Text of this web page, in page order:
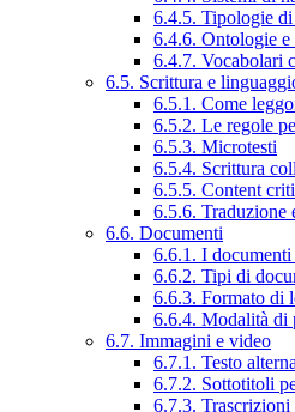
6.4.5. Tipologie
6.4.6. Ontologie e
6.4.7. Vocabolari
6.5. Scrittura e
6.5.1. Come
6.5.2. Le regole
6.5.3. Microtesti
6.5.4. Scrittura
6.5.5. Content
6.5.6. Traduzione
6.6. Documenti
6.6.1. I
6.6.2. Tipi di
6.6.3. Formato di
6.6.4. Modalità di
6.7. Immagini e video
6.7.1. Testo
6.7.2. Sottotitoli
6.7.3.